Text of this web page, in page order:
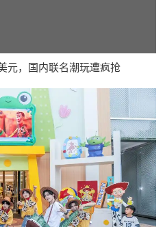
元，国内联名潮玩遭疯抢